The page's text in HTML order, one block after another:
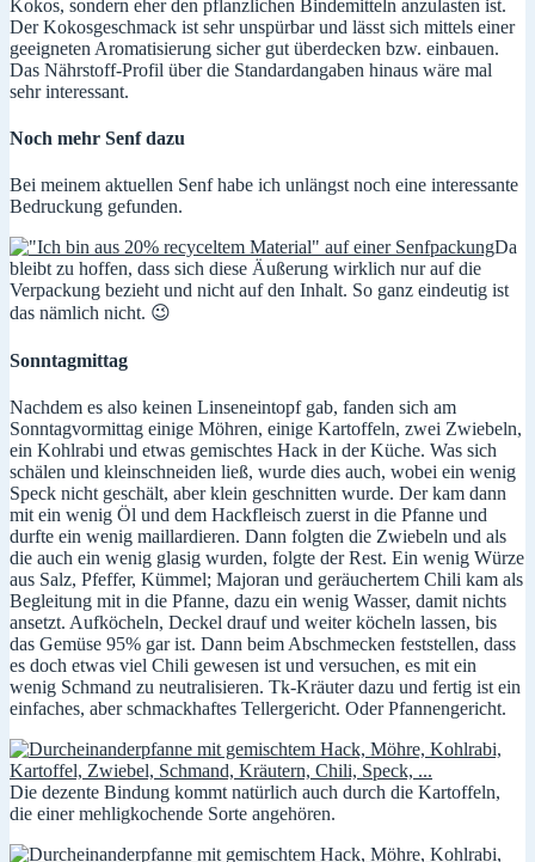
Kokos, sondern eher den pflanzlichen Bindemitteln anzulasten ist.
Der Kokosgeschmack ist sehr unspürbar und lässt sich mittels einer
geeigneten Aromatisierung sicher gut überdecken bzw. einbauen.
Das Nährstoff-Profil über die Standardangaben hinaus wäre mal
sehr interessant.
Noch mehr Senf dazu
Bei meinem aktuellen Senf habe ich unlängst noch eine interessante
Bedruckung gefunden.
Da
bleibt zu hoffen, dass sich diese Äußerung wirklich nur auf die
Verpackung bezieht und nicht auf den Inhalt. So ganz eindeutig ist
das nämlich nicht. 😉
Sonntagmittag
Nachdem es also keinen Linseneintopf gab, fanden sich am
Sonntagvormittag einige Möhren, einige Kartoffeln, zwei Zwiebeln,
ein Kohlrabi und etwas gemischtes Hack in der Küche. Was sich
schälen und kleinschneiden ließ, wurde dies auch, wobei ein wenig
Speck nicht geschält, aber klein geschnitten wurde. Der kam dann
mit ein wenig Öl und dem Hackfleisch zuerst in die Pfanne und
durfte ein wenig maillardieren. Dann folgten die Zwiebeln und als
die auch ein wenig glasig wurden, folgte der Rest. Ein wenig Würze
aus Salz, Pfeffer, Kümmel; Majoran und geräuchertem Chili kam als
Begleitung mit in die Pfanne, dazu ein wenig Wasser, damit nichts
ansetzt. Aufköcheln, Deckel drauf und weiter köcheln lassen, bis
das Gemüse 95% gar ist. Dann beim Abschmecken feststellen, dass
es doch etwas viel Chili gewesen ist und versuchen, es mit ein
wenig Schmand zu neutralisieren. Tk-Kräuter dazu und fertig ist ein
einfaches, aber schmackhaftes Tellergericht. Oder Pfannengericht.
Die dezente Bindung kommt natürlich auch durch die Kartoffeln,
die einer mehligkochende Sorte angehören.